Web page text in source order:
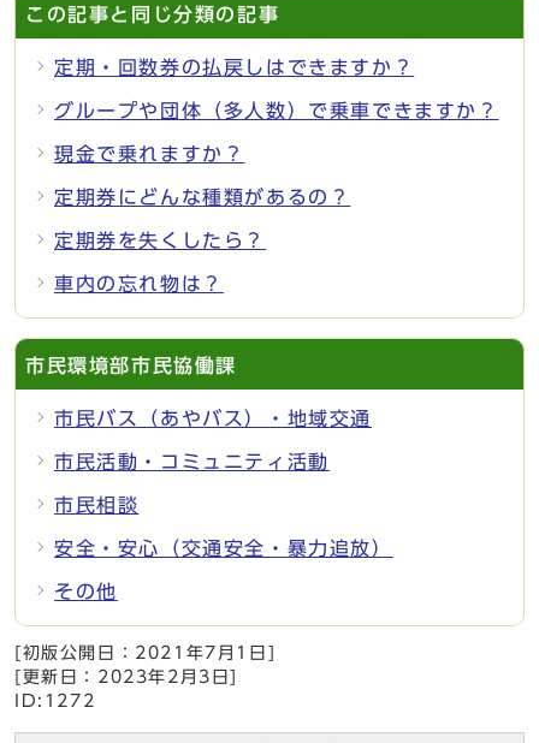
この記事と同じ分類の記事
定期・回数券の払戻しはできますか？
グループや団体（多人数）で乗車できますか？
現金で乗れますか？
定期券にどんな種類があるの？
定期券を失くしたら？
車内の忘れ物は？
市民環境部市民協働課
市民バス（あやバス）・地域交通
市民活動・コミュニティ活動
市民相談
安全・安心（交通安全・暴力追放）
その他
[初版公開日： 2021年7月1日
[更新日： 2023年2月3日
ID:1272